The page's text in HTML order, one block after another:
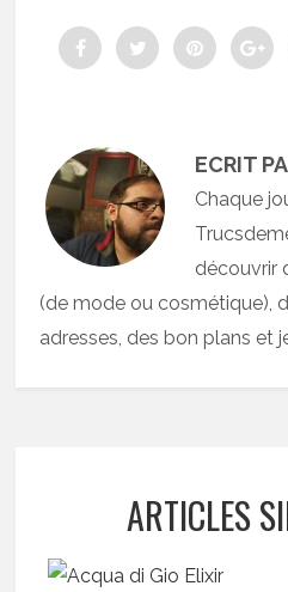
ECRIT
Chaque
découvrir
(de mode ou cosmétique),
adresses, des bon plans et
ARTICLES